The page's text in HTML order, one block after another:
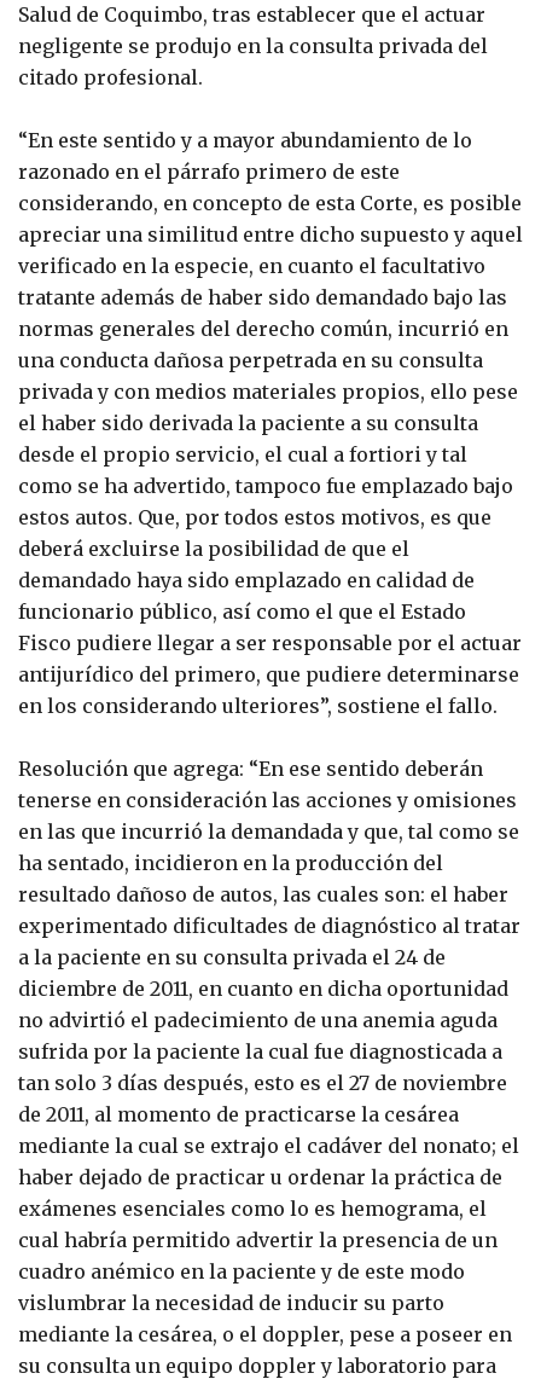
Salud de Coquimbo, tras establecer que el actuar
negligente se produjo en la consulta privada del
citado profesional.
“En este sentido y a mayor abundamiento de lo
razonado en el párrafo primero de este
considerando, en concepto de esta Corte, es posible
apreciar una similitud entre dicho supuesto y aquel
verificado en la especie, en cuanto el facultativo
tratante además de haber sido demandado bajo las
normas generales del derecho común, incurrió en
una conducta dañosa perpetrada en su consulta
privada y con medios materiales propios, ello pese
el haber sido derivada la paciente a su consulta
desde el propio servicio, el cual a fortiori y tal
como se ha advertido, tampoco fue emplazado bajo
estos autos. Que, por todos estos motivos, es que
deberá excluirse la posibilidad de que el
demandado haya sido emplazado en calidad de
funcionario público, así como el que el Estado
Fisco pudiere llegar a ser responsable por el actuar
antijurídico del primero, que pudiere determinarse
en los considerando ulteriores”, sostiene el fallo.
Resolución que agrega: “En ese sentido deberán
tenerse en consideración las acciones y omisiones
en las que incurrió la demandada y que, tal como se
ha sentado, incidieron en la producción del
resultado dañoso de autos, las cuales son: el haber
experimentado dificultades de diagnóstico al tratar
a la paciente en su consulta privada el 24 de
diciembre de 2011, en cuanto en dicha oportunidad
no advirtió el padecimiento de una anemia aguda
sufrida por la paciente la cual fue diagnosticada a
tan solo 3 días después, esto es el 27 de noviembre
de 2011, al momento de practicarse la cesárea
mediante la cual se extrajo el cadáver del nonato; el
haber dejado de practicar u ordenar la práctica de
exámenes esenciales como lo es hemograma, el
cual habría permitido advertir la presencia de un
cuadro anémico en la paciente y de este modo
vislumbrar la necesidad de inducir su parto
mediante la cesárea, o el doppler, pese a poseer en
su consulta un equipo doppler y laboratorio para